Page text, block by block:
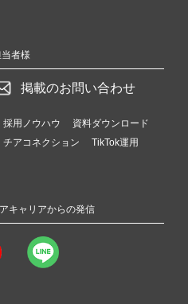
者様
掲載のお問い合わせ
採用ノウハウ
資料ダウンロード
チアコネクション
TikTok運用
キャリアからの発信